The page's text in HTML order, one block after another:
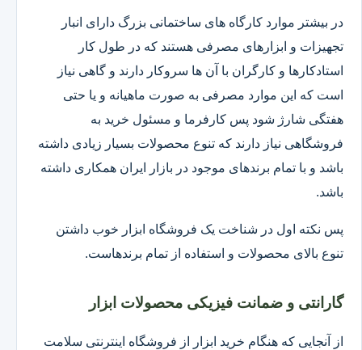
در بیشتر موارد کارگاه های ساختمانی بزرگ دارای انبار
تجهیزات و ابزارهای مصرفی هستند که در طول کار
استادکارها و کارگران با آن ها سروکار دارند و گاهی نیاز
است که این موارد مصرفی به صورت ماهیانه و یا حتی
هفتگی شارژ شود پس کارفرما و مسئول خرید به
فروشگاهی نیاز دارند که تنوع محصولات بسیار زیادی داشته
باشد و با تمام برندهای موجود در بازار ایران همکاری داشته
باشد.
پس نکته اول در شناخت یک فروشگاه ابزار خوب داشتن
تنوع بالای محصولات و استفاده از تمام برندهاست.
گارانتی و ضمانت فیزیکی محصولات ابزار
از آنجایی که هنگام خرید ابزار از فروشگاه اینترنتی سلامت